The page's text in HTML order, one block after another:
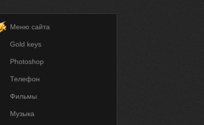
Меню сайта
Gold keys
Photoshop
Телефон
Фильмы
Музыка